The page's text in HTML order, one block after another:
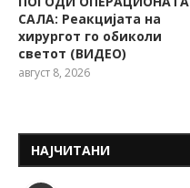
САЛА: Реакцијата на
хирургот го обиколи
светот (ВИДЕО)
август 8, 2026
НАЈЧИТАНИ